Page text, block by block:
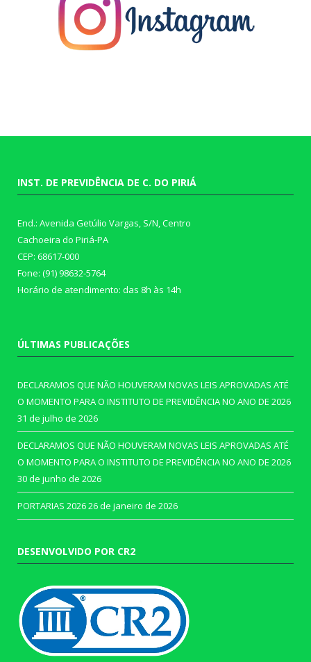
INST. DE PREVIDÊNCIA DE C. DO PIRIÁ
End.: Avenida Getúlio Vargas, S/N, Centro
Cachoeira do Piriá-PA
CEP: 68617-000
Fone: (91) 98632-5764
Horário de atendimento: das 8h às 14h
ÚLTIMAS PUBLICAÇÕES
DECLARAMOS QUE NÃO HOUVERAM NOVAS LEIS APROVADAS ATÉ
O MOMENTO PARA O INSTITUTO DE PREVIDÊNCIA NO ANO DE 2026
31 de julho de 2026
DECLARAMOS QUE NÃO HOUVERAM NOVAS LEIS APROVADAS ATÉ
O MOMENTO PARA O INSTITUTO DE PREVIDÊNCIA NO ANO DE 2026
30 de junho de 2026
PORTARIAS 202626 de janeiro de 2026
DESENVOLVIDO POR CR2